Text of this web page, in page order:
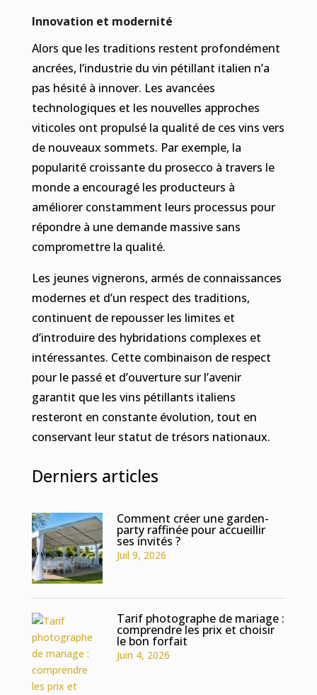
Innovation et modernité
Alors que les traditions restent profondément
ancrées, l’industrie du vin pétillant italien n’a
pas hésité à innover. Les avancées
technologiques et les nouvelles approches
viticoles ont propulsé la qualité de ces vins vers
de nouveaux sommets. Par exemple, la
popularité croissante du prosecco à travers le
monde a encouragé les producteurs à
améliorer constamment leurs processus pour
répondre à une demande massive sans
compromettre la qualité.
Les jeunes vignerons, armés de connaissances
modernes et d’un respect des traditions,
continuent de repousser les limites et
d’introduire des hybridations complexes et
intéressantes. Cette combinaison de respect
pour le passé et d’ouverture sur l’avenir
garantit que les vins pétillants italiens
resteront en constante évolution, tout en
conservant leur statut de trésors nationaux.
Derniers articles
Comment créer une garden-
party raffinée pour accueillir
ses invités ?
Juil 9, 2026
Tarif photographe de mariage :
comprendre les prix et choisir
le bon forfait
Juin 4, 2026